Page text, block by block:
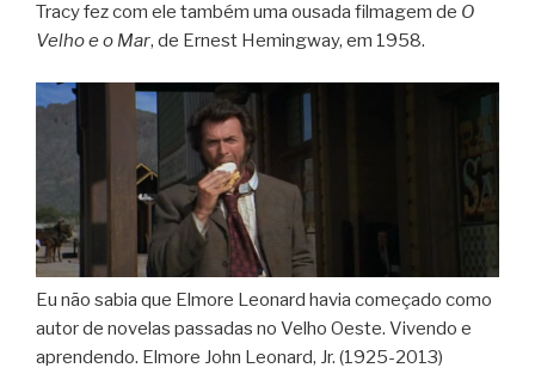
Tracy fez com ele também uma ousada filmagem de O
Velho e o Mar, de Ernest Hemingway, em 1958.
Eu não sabia que Elmore Leonard havia começado como
autor de novelas passadas no Velho Oeste. Vivendo e
aprendendo. Elmore John Leonard, Jr. (1925-2013)